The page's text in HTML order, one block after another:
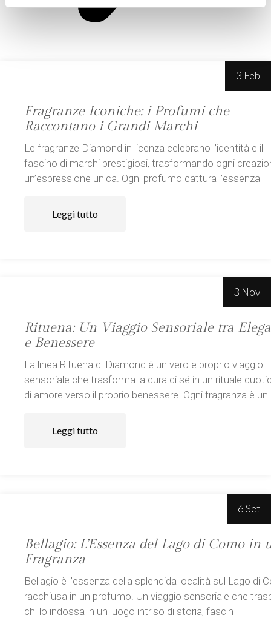
3 Feb
Fragranze Iconiche: i Profumi che
Raccontano i Grandi Marchi
Le fragranze Diamond in licenza celebrano l’identità e il
fascino di marchi prestigiosi, trasformando ogni
un’espressione unica. Ogni profumo cattura l’essenza
Leggi tutto
3 Nov
Rituena: Un Viaggio Sensoriale tra
e Benessere
La linea Rituena di Diamond è un vero e proprio viaggio
sensoriale che trasforma la cura di sé in un rituale
di amore verso il proprio benessere. Ogni fragranza è un
Leggi tutto
6 Set
Bellagio: L’Essenza del Lago di Como in
Fragranza
Bellagio è l’essenza della splendida località sul Lago di
racchiusa in un profumo. Un viaggio sensoriale che
chi lo indossa in un luogo intriso di storia, fascin